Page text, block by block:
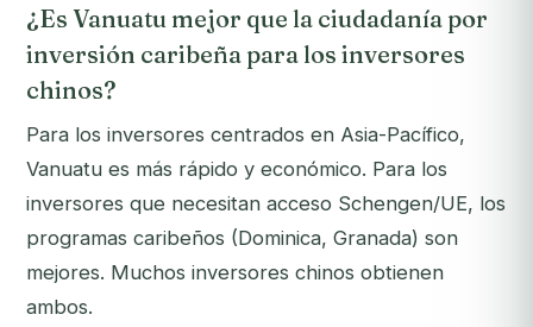
¿Es Vanuatu mejor que la ciudadanía por
inversión caribeña para los inversores
chinos?
Para los inversores centrados en Asia-Pacífico,
Vanuatu es más rápido y económico. Para los
inversores que necesitan acceso Schengen/UE, los
programas caribeños (Dominica, Granada) son
mejores. Muchos inversores chinos obtienen
ambos.